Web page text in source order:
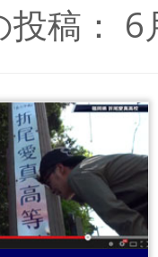
稿： 6
...続きを読